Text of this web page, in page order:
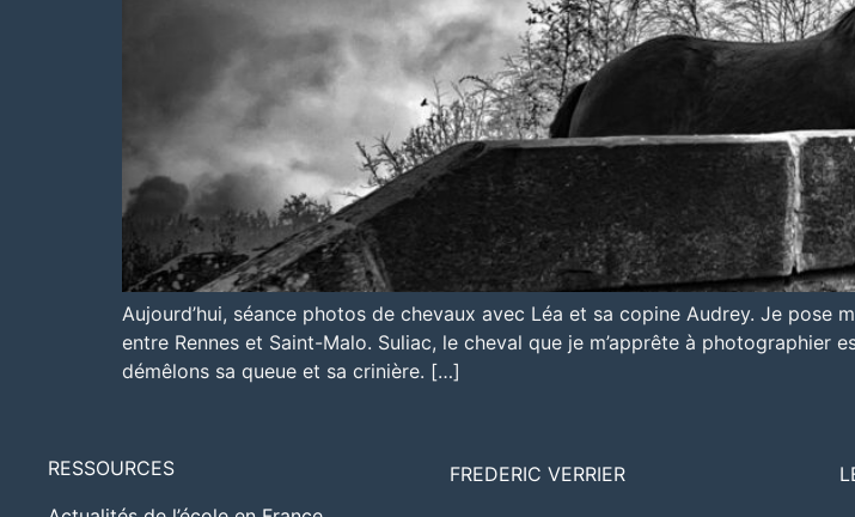
Aujourd’hui, séance photos de chevaux avec Léa et sa copine Audrey. Je pose
entre Rennes et Saint-Malo. Suliac, le cheval que je m’apprête à photographier
démêlons sa queue et sa crinière. […]
RESSOURCES
FREDERIC VERRIER